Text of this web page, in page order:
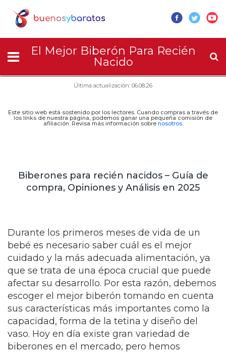
El Mejor Biberón Para Recién
Nacido
Última actualización: 06.08.26
Este sitio web está sostenido por los lectores. Cuando compras a través de
los links de nuestra página, podemos ganar una pequeña comisión de
afiliación. Revisa más información sobre nosotros.
Biberones para recién nacidos – Guía de
compra, Opiniones y Análisis en 2025
Durante los primeros meses de vida de un
bebé es necesario saber cuál es el mejor
cuidado y la más adecuada alimentación, ya
que se trata de una época crucial que puede
afectar su desarrollo. Por esta razón, debemos
escoger el mejor biberón tomando en cuenta
sus características más importantes como la
capacidad, forma de la tetina y diseño del
vaso. Hoy en día existe gran variedad de
biberones en el mercado, pero hemos